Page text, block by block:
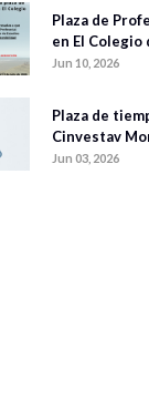
Plaza de
en El Colegio
Jun 10, 2026
Plaza de
Cinvestav
Jun 03, 2026